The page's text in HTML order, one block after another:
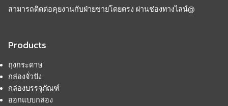
สามารถติดต่อคุยงานกับฝ่ายขายโดยตรง ผ่านช่องทางไลน์@
Products
ถุงกระดาษ
กล่องจั่วปัง
กล่องบรรจุภัณฑ์
ออกแบบกล่อง